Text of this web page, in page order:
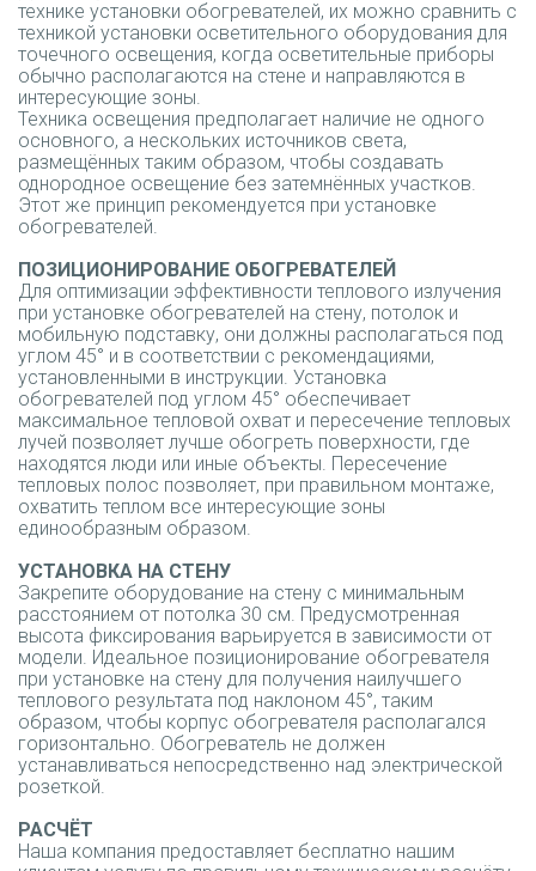
технике установки обогревателей, их можно сравнить с
техникой установки осветительного оборудования для
точечного освещения, когда осветительные приборы
обычно располагаются на стене и направляются в
интересующие зоны.
Техника освещения предполагает наличие не одного
основного, а нескольких источников света,
размещённых таким образом, чтобы создавать
однородное освещение без затемнённых участков.
Этот же принцип рекомендуется при установке
обогревателей.
ПОЗИЦИОНИРОВАНИЕ ОБОГРЕВАТЕЛЕЙ
Для оптимизации эффективности теплового излучения
при установке обогревателей на стену, потолок и
мобильную подставку, они должны располагаться под
углом 45° и в соответствии с рекомендациями,
установленными в инструкции. Установка
обогревателей под углом 45° обеспечивает
максимальное тепловой охват и пересечение тепловых
лучей позволяет лучше обогреть поверхности, где
находятся люди или иные объекты. Пересечение
тепловых полос позволяет, при правильном монтаже,
охватить теплом все интересующие зоны
единообразным образом.
УСТАНОВКА НА СТЕНУ
Закрепите оборудование на стену с минимальным
расстоянием от потолка 30 cм. Предусмотренная
высота фиксирования варьируется в зависимости от
модели. Идеальное позиционирование обогревателя
при установке на стену для получения наилучшего
теплового результата под наклоном 45°, таким
образом, чтобы корпус обогревателя располагался
горизонтально. Обогреватель не должен
устанавливаться непосредственно над электрической
розеткой.
РАСЧЁТ
Наша компания предоставляет бесплатно нашим